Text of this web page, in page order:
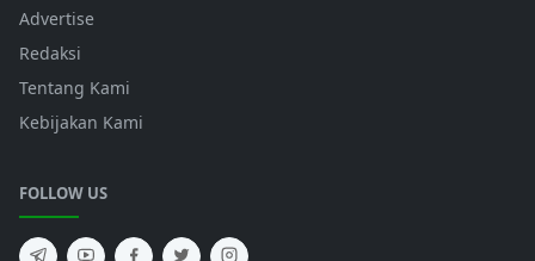
Advertise
Redaksi
Tentang Kami
Kebijakan Kami
FOLLOW US